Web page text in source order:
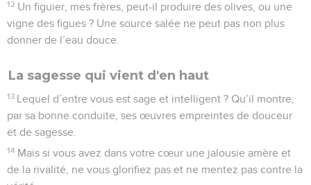
11 Ne médisez pas les uns des autres, frères. Celui qui médit
d’un frère ou qui juge son frère, médit de la loi et juge la loi.
Or, si tu juges la loi, tu n’en es pas l’observateur, mais le
12 Un seul est législateur et juge, celui qui peut sauver et
perdre ; mais toi, qui es-tu, qui juges le prochain ?
Ne pas être orgueilleux
13 A vous maintenant qui dites : Aujourd’hui ou demain nous
irons dans telle ville, nous y passerons une année, nous y